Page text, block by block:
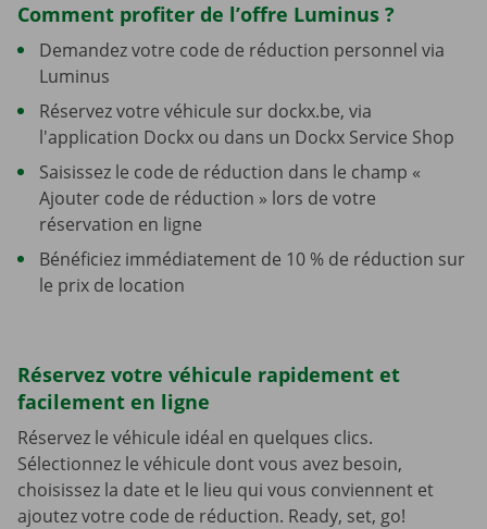
Comment profiter de l’offre Luminus ?
Demandez votre code de réduction personnel via
Luminus
Réservez votre véhicule sur dockx.be, via
l'application Dockx ou dans un Dockx Service Shop
Saisissez le code de réduction dans le champ «
Ajouter code de réduction » lors de votre
réservation en ligne
Bénéficiez immédiatement de 10 % de réduction sur
le prix de location
Réservez votre véhicule rapidement et
facilement en ligne
Réservez le véhicule idéal en quelques clics.
Sélectionnez le véhicule dont vous avez besoin,
choisissez la date et le lieu qui vous conviennent et
ajoutez votre code de réduction. Ready, set, go!